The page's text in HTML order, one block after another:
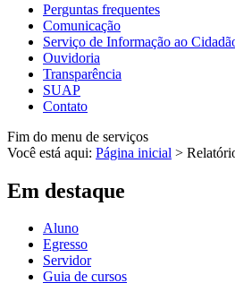
Perguntas frequentes
Comunicação
Serviço de Informação ao
Ouvidoria
Transparência
SUAP
Contato
Fim do menu de serviços
Você está aqui: Página inicial >
Em destaque
Aluno
Egresso
Servidor
Guia de cursos